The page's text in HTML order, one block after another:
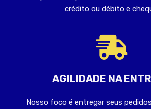
crédito ou débito e
AGILIDADE NA
Nosso foco é entregar seus